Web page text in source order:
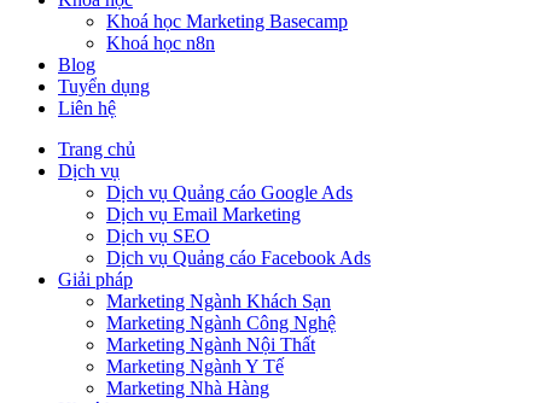
Khoá học Marketing Basecamp
Khoá học n8n
Blog
Tuyển dụng
Liên hệ
Trang chủ
Dịch vụ
Dịch vụ Quảng cáo Google Ads
Dịch vụ Email Marketing
Dịch vụ SEO
Dịch vụ Quảng cáo Facebook Ads
Giải pháp
Marketing Ngành Khách Sạn
Marketing Ngành Công Nghệ
Marketing Ngành Nội Thất
Marketing Ngành Y Tế
Marketing Nhà Hàng